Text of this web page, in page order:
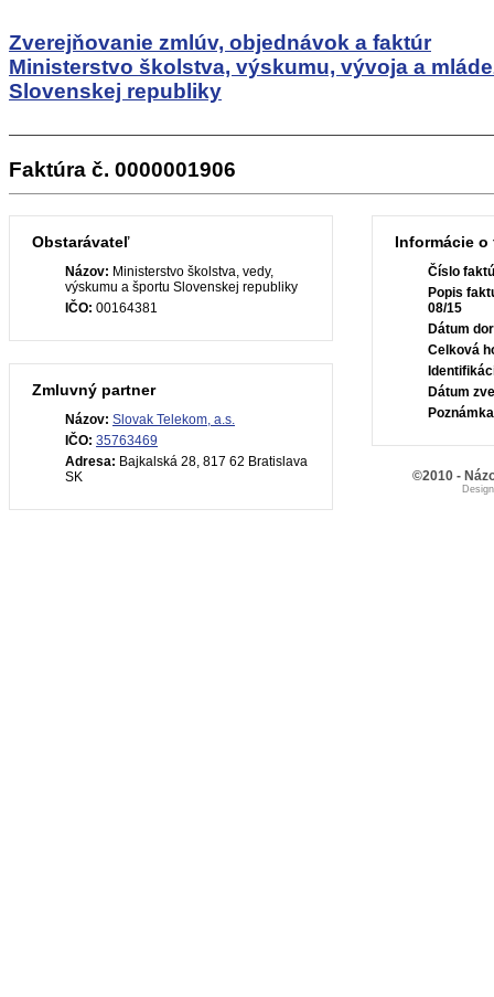
Zverejňovanie zmlúv, objednávok a faktúr
Ministerstvo školstva, výskumu, vývoja a
Slovenskej republiky
Faktúra č. 0000001906
Obstarávateľ
Názov: Ministerstvo školstva, vedy,
výskumu a športu Slovenskej republiky
IČO: 00164381
Zmluvný partner
Názov: Slovak Telekom, a.s.
IČO: 35763469
Adresa: Bajkalská 28, 817 62 Bratislava
SK
Informácie o
Číslo
Popis
08/15
Dátum
Celková
Dátum
©2010 -